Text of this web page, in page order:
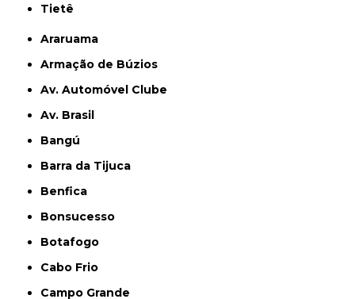
Tietê
Araruama
Armação de Búzios
Av. Automóvel Clube
Av. Brasil
Bangú
Barra da Tijuca
Benfica
Bonsucesso
Botafogo
Cabo Frio
Campo Grande